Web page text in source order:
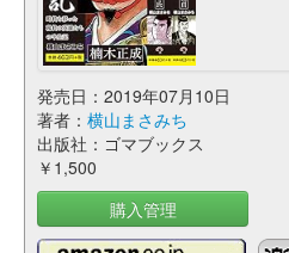
発売日：2019年07月10日
著者： 横山まさみち
出版社：ゴマブックス
￥1,500
購入管理